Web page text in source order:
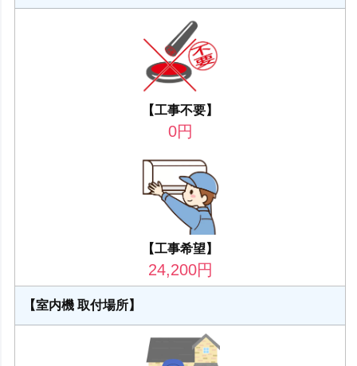
【工事不要】
0円
【工事希望】
24,200円
【室内機 取付場所】